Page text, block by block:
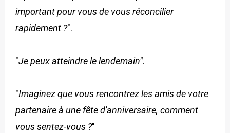
important pour vous de vous réconcilier
rapidement ?".
"Je peux atteindre le lendemain".
"Imaginez que vous rencontrez les amis de votre
partenaire à une fête d'anniversaire, comment
vous sentez-vous ?"